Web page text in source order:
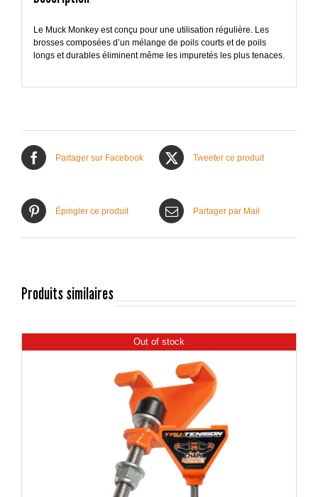
Le Muck Monkey est conçu pour une utilisation régulière. Les
brosses composées d’un mélange de poils courts et de poils
longs et durables éliminent même les impuretés les plus tenaces.
Partager sur Facebook Tweeter ce produit
Épingler ce produit Partager par Mail
Produits similaires
Out of stock